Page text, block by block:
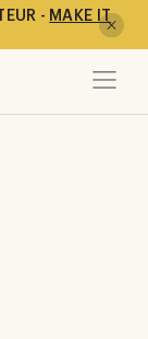
- MAKE IT